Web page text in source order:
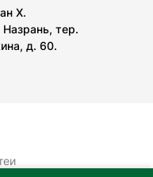
Х.
Назрань, тер.
д. 60.